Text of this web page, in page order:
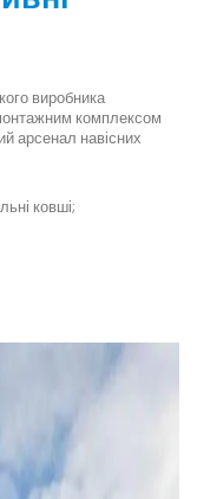
виробника
комплексом
арсенал навісних
ковші;